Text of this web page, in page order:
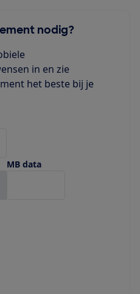
nodig?
in en zie
het beste bij je
MB data